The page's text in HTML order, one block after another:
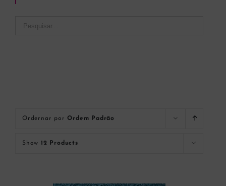
Ordernar porOrdem Padrão
Show 12 Products